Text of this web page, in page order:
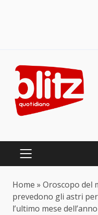
content
PRIMARY
Home » Oroscopo del
prevedono gli astri
l’ultimo mese dell’anno